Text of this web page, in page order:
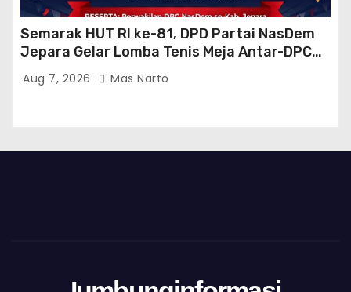
Semarak HUT RI ke-81, DPD Partai NasDem
Jepara Gelar Lomba Tenis Meja Antar-DPC
Se-Kabupaten
Aug 7, 2026 Mas Narto